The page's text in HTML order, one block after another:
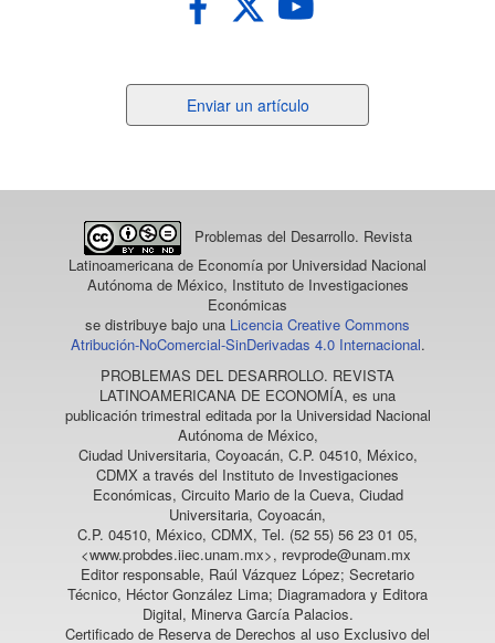
un
Enviar un artículo
Problemas del Desarrollo. Revista
Latinoamericana de Economía por Universidad Nacional
Autónoma de México, Instituto de Investigaciones
Económicas
se distribuye bajo una Licencia Creative Commons
Atribución-NoComercial-SinDerivadas 4.0 Internacional.
PROBLEMAS DEL DESARROLLO. REVISTA
LATINOAMERICANA DE ECONOMÍA, es una
publicación trimestral editada por la Universidad Nacional
Autónoma de México,
Ciudad Universitaria, Coyoacán, C.P. 04510, México,
CDMX a través del Instituto de Investigaciones
Económicas, Circuito Mario de la Cueva, Ciudad
Universitaria, Coyoacán,
C.P. 04510, México, CDMX, Tel. (52 55) 56 23 01 05,
<www.probdes.iiec.unam.mx>, revprode@unam.mx
Editor responsable, Raúl Vázquez López; Secretario
Técnico, Héctor González Lima; Diagramadora y Editora
Digital, Minerva García Palacios.
Certificado de Reserva de Derechos al uso Exclusivo del